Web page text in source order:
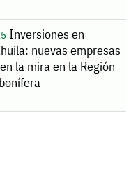
Inversiones en
nuevas empresas
la mira en la Región